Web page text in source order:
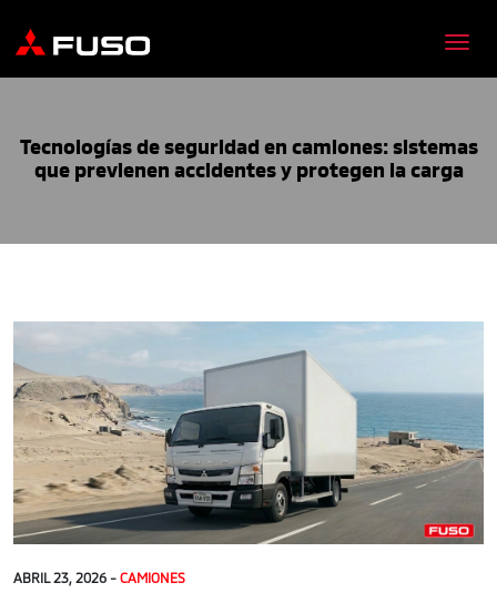
Tecnologías de seguridad en camiones: sistemas
que previenen accidentes y protegen la carga
ABRIL 23, 2026 - CAMIONES